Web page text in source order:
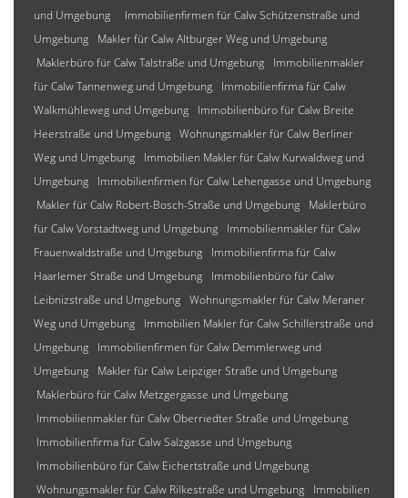
und Umgebung
Immobilienfirmen für Calw Schützenstraße und
Umgebung
Makler für Calw Altburger Weg und Umgebung
Maklerbüro für Calw Talstraße und Umgebung
Immobilienmakler
für Calw Tannenweg und Umgebung
Immobilienfirma für Calw
Walkmühleweg und Umgebung
Immobilienbüro für Calw Breite
Heerstraße und Umgebung Wohnungsmakler für Calw Berliner
Weg und Umgebung
Immobilien Makler für Calw Kurwaldweg und
Umgebung
Immobilienfirmen für Calw Lehengasse und Umgebung
Makler für Calw Robert-Bosch-Straße und Umgebung
Maklerbüro
für Calw Vorstadtweg und Umgebung
Immobilienmakler für Calw
Frauenwaldstraße und Umgebung
Immobilienfirma für Calw
Haarlemer Straße und Umgebung
Immobilienbüro für Calw
Leibnizstraße und Umgebung Wohnungsmakler für Calw Meraner
Weg und Umgebung
Immobilien Makler für Calw Schillerstraße und
Umgebung
Immobilienfirmen für Calw Demmlerweg und
Umgebung
Makler für Calw Leipziger Straße und Umgebung
Maklerbüro für Calw Metzgergasse und Umgebung
Immobilienmakler für Calw Oberriedter Straße und Umgebung
Immobilienfirma für Calw Salzgasse und Umgebung
Immobilienbüro für Calw Eichertstraße und Umgebung
Wohnungsmakler für Calw Rilkestraße und Umgebung
Immobilien